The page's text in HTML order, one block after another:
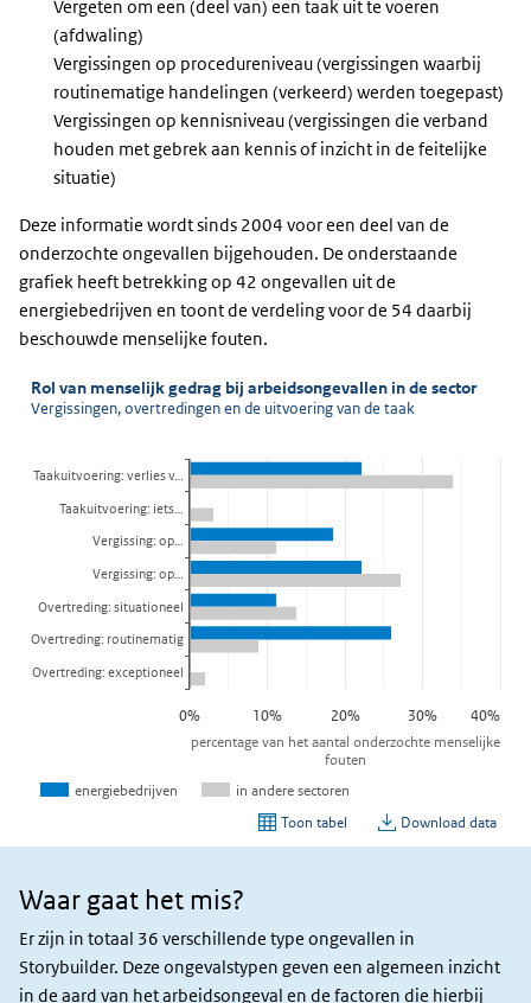
Vergeten om een (deel van) een taak uit te voeren
(afdwaling)
Vergissingen op procedureniveau (vergissingen waarbij
routinematige handelingen (verkeerd) werden toegepast)
Vergissingen op kennisniveau (vergissingen die verband
houden met gebrek aan kennis of inzicht in de feitelijke
situatie)
Deze informatie wordt sinds 2004 voor een deel van de
onderzochte ongevallen bijgehouden. De onderstaande
grafiek heeft betrekking op 42 ongevallen uit de
energiebedrijven en toont de verdeling voor de 54 daarbij
beschouwde menselijke fouten.
het
mis?
Waar gaat het mis?
Er zijn in totaal 36 verschillende type ongevallen in
Storybuilder. Deze ongevalstypen geven een algemeen inzicht
in de aard van het arbeidsongeval en de factoren die hierbij